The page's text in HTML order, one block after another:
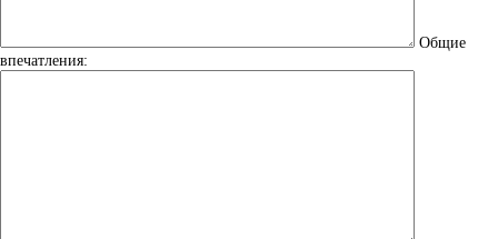
Общие
впечатления: